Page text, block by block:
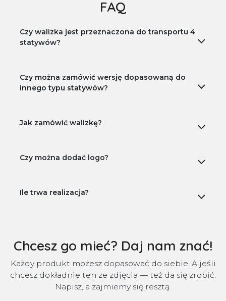
FAQ
Czy walizka jest przeznaczona do transportu 4
statywów?
Czy można zamówić wersję dopasowaną do
innego typu statywów?
Jak zamówić walizkę?
Czy można dodać logo?
Ile trwa realizacja?
Chcesz go mieć? Daj nam znać!
Każdy produkt możesz dopasować do siebie. A jeśli
chcesz dokładnie ten ze zdjęcia — też da się zrobić.
Napisz, a zajmiemy się resztą.